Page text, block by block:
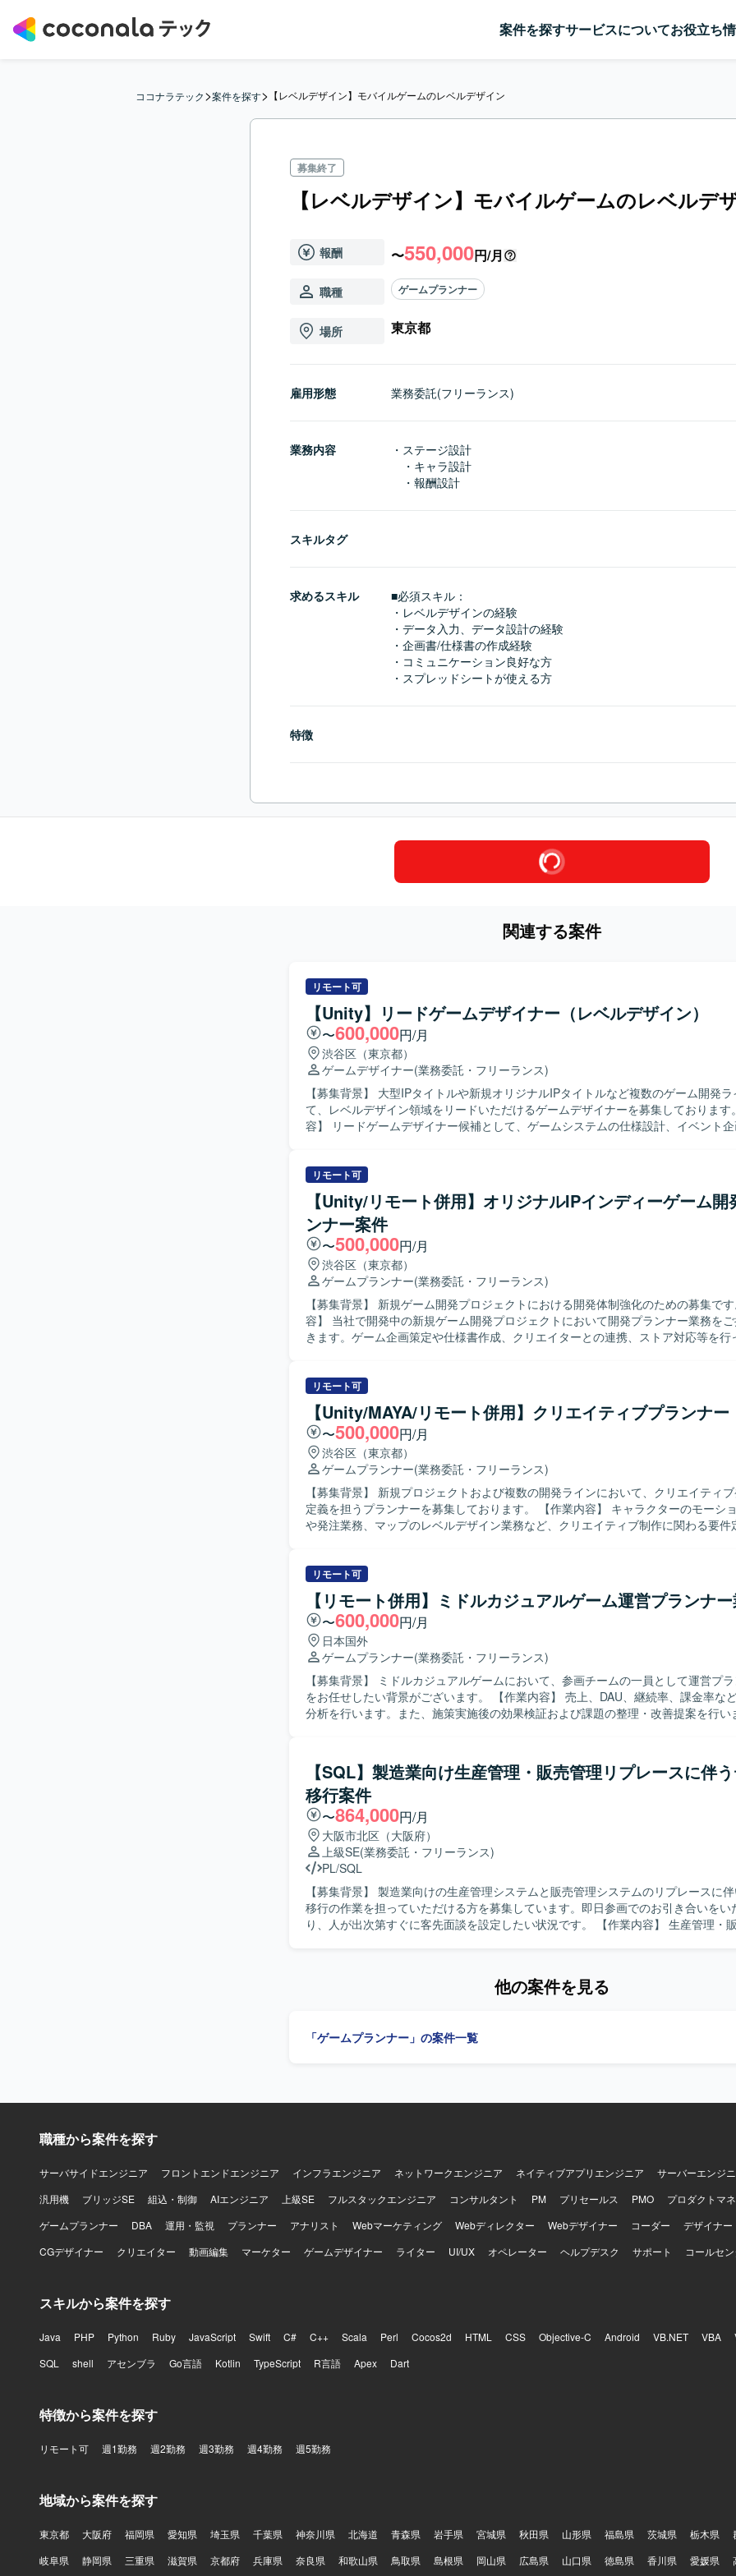
案件を探すサービスについてお役立ち
ココナラテック>案件を探す> 【レベルデザイン】モバイルゲームのレベルデザイン
募集終了
【レベルデザイン】モバイルゲームのレベルデ
報酬 〜550,000円/月
職種 ゲームプランナー
場所 東京都
雇用形態 業務委託(フリーランス)
業務内容
・ステージ設計
・キャラ設計
・報酬設計
スキルタグ
求めるスキル
■必須スキル：
・レベルデザインの経験
・データ入力、データ設計の経験
・企画書/仕様書の作成経験
・コミュニケーション良好な方
・スプレッドシートが使える方
特徴
関連する案件
リモート可
【Unity】リードゲームデザイナー（レベルデザイン）
〜600,000円/月
渋谷区（東京都）
ゲームデザイナー(業務委託・フリーランス)
【募集背景】 大型IPタイトルや新規オリジナルIPタイトルなど複数のゲーム開発
て、レベルデザイン領域をリードいただけるゲームデザイナーを募集しております。 【作業
容】 リードゲームデザイナー候補として、ゲームシステムの仕様設計、イベント
ェクトへの異動や、マネジメントへのミッション変更なども可能です。 【求める人物像】 ヒッ
トさせるために何が必要かを徹底的に追求し、IP自体の価値最大化やファン層拡大
ものづくりに取り組める方を求めています。チームの枠を越えて主体的に意見を出
律的に価値創出を行うカルチャーに共感し、新たな挑戦を歓迎しながら事業成長と
を相互に加速させていきたい方にマッチします。個人としても積極的に情報発信を
組織の相乗的な成長を志向される方を歓迎いたします。 【ポジションの魅力】 グローバル展開
前提の大規模IPゲーム開発を中核に、コンシューマーゲーム開発や新規オリジナル
ディーゲーム開発まで、企画初期段階から運用・海外展開まで一気通貫で関われる
ジェクトに携わることができます。長期的にトップクラスのヒットタイトルを創出
大規模な開発体制や高度な運用ノウハウがあり、グループ横断での人材配置や技術
より、開発スピードと品質の両立を目指す環境です。大きな裁量を持ちながら、長
するなど、クリエイター一人ひとりへの投資を行っております。勉強会参加にかか
R&Dなどの技術投資も含め、開発環境の整備に注力しています。社員食堂やカフェ
ーションスペースなどを備えたオフィス環境に加え、プロジェクトごとのマイルス
た有給奨励日や、目標達成度に応じた社員旅行などリフレッシュを兼ねた制度も用
ます。
リモート可
【Unity/リモート併用】オリジナルIPインディーゲーム開
ンナー案件
〜500,000円/月
渋谷区（東京都）
ゲームプランナー(業務委託・フリーランス)
【募集背景】 新規ゲーム開発プロジェクトにおける開発体制強化のための募集です。 【作業
容】 当社で開発中の新規ゲーム開発プロジェクトにおいて開発プランナー業務を
きます。ゲーム企画策定や仕様書作成、クリエイターとの連携、ストア対応等を行
インディーゲームやアドベンチャーゲームへの強い興味や知見をお持ちで、主体的
見し解決しながら業務を推進いただける方を求めています。チームでのものづくり
少数精鋭な環境で職能にこだわらず幅広い業務に携わることにやりがいを感じてい
を歓迎いたします。 【ポジションの魅力】 オリジナルIPや有力IPによる大規模ゲーム開発から
インディーゲーム開発まで、多様なプロジェクトに企画初期段階から運用・海外展
通貫で関わることができます。IPの価値最大化を目指したものづくりを経験でき、
の開発体制と高度な運用ノウハウを生かした長期的なヒットタイトル創出に携わる
ます。自律的に価値創出を行うカルチャーの中で、大きな裁量を持って挑戦できる
【開発環境】 ゲーム開発に最適な機材を含む環境が整備されており、ご希望に応
材や勉強会参加、R&D等の技術投資が行われます。快適なオフィス環境やリラクゼ
リモート可
【Unity/MAYA/リモート併用】クリエイティブプランナー
〜500,000円/月
渋谷区（東京都）
ゲームプランナー(業務委託・フリーランス)
【募集背景】 新規プロジェクトおよび複数の開発ラインにおいて、クリエイティ
定義を担うプランナーを募集しております。 【作業内容】 キャラクターのモーション仕様策定
や発注業務、マップのレベルデザイン業務など、クリエイティブ制作に関わる要件
るサービスを作るということに本気で取り組んでくれる方を求めております。ゲー
きでやりこんでいる方、ベンチャーマインドを持ちながら自走できる方、常により
くりを追求できる方、チームワークを重んじる方、新作ゲームが出るたびにプレイ
している方にマッチするポジションです。 【ポジションの魅力】 超大型IPを用いたマルチプラ
ットフォーム展開の3Dゲームにおいて、クリエイティブ面からプロジェクトに深く
ができます。複数の開発ラインがあるため、ご自身の強みやご経験に応じて柔軟に
討できる環境です。 【開発環境】 MayaやPhotoshopなどのクリエイティブ系ツールや、Unity
を用いた演出系の組み込み、タイムライン機能などを使用する環境です。
リモート可
【リモート併用】ミドルカジュアルゲーム運営プランナ
〜600,000円/月
日本国外
ゲームプランナー(業務委託・フリーランス)
【募集背景】 ミドルカジュアルゲームにおいて、参画チームの一員として運営プ
をお任せしたい背景がございます。 【作業内容】 売上、DAU、継続率、課金率など各種KPIの
分析を行います。また、施策実施後の効果検証および課題の整理・改善提案を行い
アントとの折衝、要件整理・調整を行い、一連の運営業務を主体的に推進していた
【求める人物像】 クライアントの要望を整理し提案・説明できる方を求めています
関係者と円滑にコミュニケーションをとれる方を歓迎いたします。能動的に動き、
課題を特定し、改善案を立案できる方を求めています。 【ポジションの魅力】 ミドルカジュア
ルゲームの運営において、KPI分析から施策立案、クライアントへの提案まで一連の
主体的に関わることができます。データドリブンな運営に携わりながら、運営ディ
リードプランナーとしてのキャリア形成にもつなげていただけます。 【開発環境】 ミドルカジ
ュアルゲームの運営プロジェクトにおいて、各種KPIデータを活用した分析および資
う環境で業務を進めていただきます。
【SQL】製造業向け生産管理・販売管理リプレースに伴
移行案件
〜864,000円/月
大阪市北区（大阪府）
上級SE(業務委託・フリーランス)
PL/SQL
【募集背景】 製造業向けの生産管理システムと販売管理システムのリプレースに
移行の作業を担っていただける方を募集しています。即日参画でのお引き合いをい
り、人が出次第すぐに客先面談を設定したい状況です。 【作業内容】 生産管理・販売管理シス
ていただきます。また、SQLを用いたデータ検証や加工も行っていただきます。 【求める人物
てこられた方で、関係者との円滑なコミュニケーションを取りながら業務を推進で
ジェクトであり、リハーサルを含めた複数回の移行を経験できるため、移行計画や
他の案件を見る
「ゲームプランナー」の案件一覧
職種から案件を探す
サーバサイドエンジニア フロントエンドエンジニア インフラエンジニア ネットワークエンジニア ネイティブアプリエンジニア サーバーエンジ
汎用機
ブリッジSE 組込・制御 AIエンジニア 上級SE フルスタックエンジニア コンサルタント PM プリセールス PMO プロダクトマ
ゲームプランナー
DBA 運用・監視 プランナー アナリスト Webマーケティング Webディレクター Webデザイナー コーダー デザイナー
CGデザイナー
クリエイター 動画編集 マーケター ゲームデザイナー ライター UI/UX オペレーター ヘルプデスク サポート コールセ
スキルから案件を探す
Java PHP Python Ruby JavaScript Swift C# C++ Scala Perl Cocos2d HTML CSS Objective-C Android VB.NET VBA
SQL
shell アセンブラ Go言語 Kotlin TypeScript R言語 Apex Dart
特徴から案件を探す
リモート可 週1勤務 週2勤務 週3勤務 週4勤務 週5勤務
地域から案件を探す
東京都 大阪府 福岡県 愛知県 埼玉県 千葉県 神奈川県 北海道 青森県 岩手県 宮城県 秋田県 山形県 福島県 茨城県 栃木県
岐阜県
静岡県 三重県 滋賀県 京都府 兵庫県 奈良県 和歌山県 鳥取県 島根県 岡山県 広島県 山口県 徳島県 香川県 愛媛県